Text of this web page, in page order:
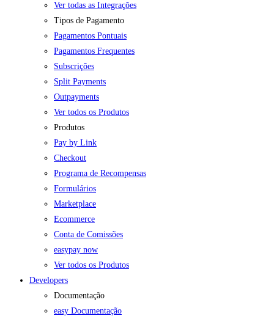
Ver todas as Integrações
Tipos de Pagamento
Pagamentos Pontuais
Pagamentos Frequentes
Subscrições
Split Payments
Outpayments
Ver todos os Produtos
Produtos
Pay by Link
Checkout
Programa de Recompensas
Formulários
Marketplace
Ecommerce
Conta de Comissões
easypay now
Ver todos os Produtos
Developers
Documentação
easy Documentação